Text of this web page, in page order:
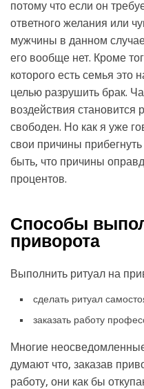
потому что если он
ответного желания или
мужчины в данном
его вообще нет. Кроме
которого есть семья это
целью разрушить брак.
воздействия становится
свободен. Но как я уже
свои причины
быть, что причины
процентов.
Способы
приворота
Выполнить ритуал на
сделать ритуал
заказать работу
Многие
думают что, заказав
работу, они как бы